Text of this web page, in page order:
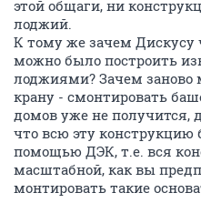
этой общаги, ни
лоджий.
К тому же зачем Дискусу
можно было построить
лоджиями? Зачем заново
крану - смонтировать
домов уже не получится,
что всю эту конструкцию
помощью ДЭК, т.е. вся
масштабной, как вы
монтировать такие